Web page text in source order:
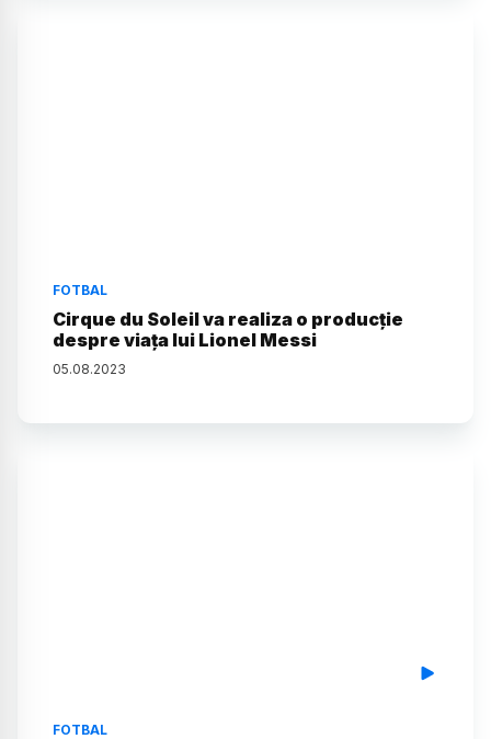
FOTBAL
Cirque du Soleil va realiza o producție
despre viața lui Lionel Messi
05.08.2023
FOTBAL